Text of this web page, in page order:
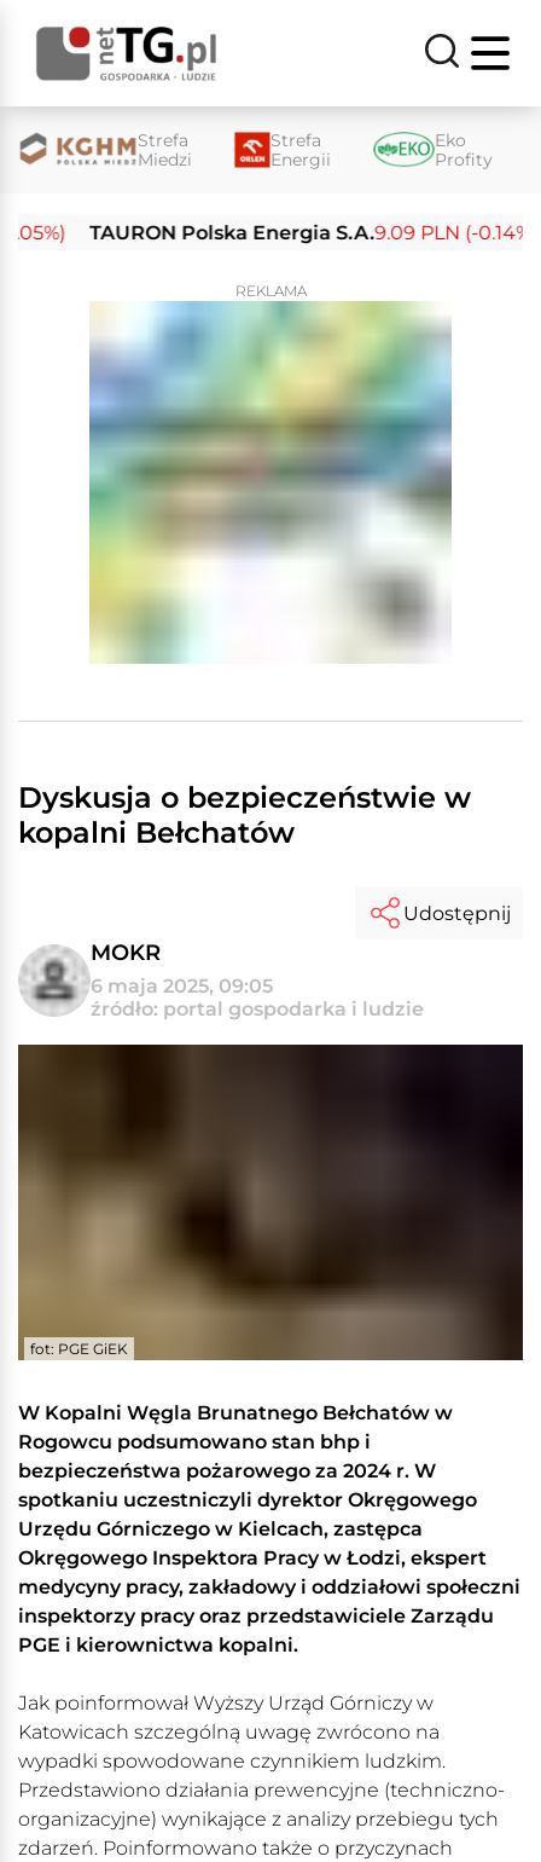
Strefa
Miedzi
Strefa
Energii
Eko
Profity
TAURON Polska Energia S.A.9.09 PLN (-0.14%)
REKLAMA
Dyskusja o bezpieczeństwie w
kopalni Bełchatów
MOKR
6 maja 2025, 09:05
źródło: portal gospodarka i ludzie
Udostępnij
fot: PGE GiEK
W Kopalni Węgla Brunatnego Bełchatów w
Rogowcu podsumowano stan bhp i
bezpieczeństwa pożarowego za 2024 r. W
spotkaniu uczestniczyli dyrektor Okręgowego
Urzędu Górniczego w Kielcach, zastępca
Okręgowego Inspektora Pracy w Łodzi, ekspert
medycyny pracy, zakładowy i oddziałowi społeczni
inspektorzy pracy oraz przedstawiciele Zarządu
PGE i kierownictwa kopalni.
Jak poinformował Wyższy Urząd Górniczy w
Katowicach szczególną uwagę zwrócono na
wypadki spowodowane czynnikiem ludzkim.
Przedstawiono działania prewencyjne (techniczno-
organizacyjne) wynikające z analizy przebiegu tych
zdarzeń. Poinformowano także o przyczynach